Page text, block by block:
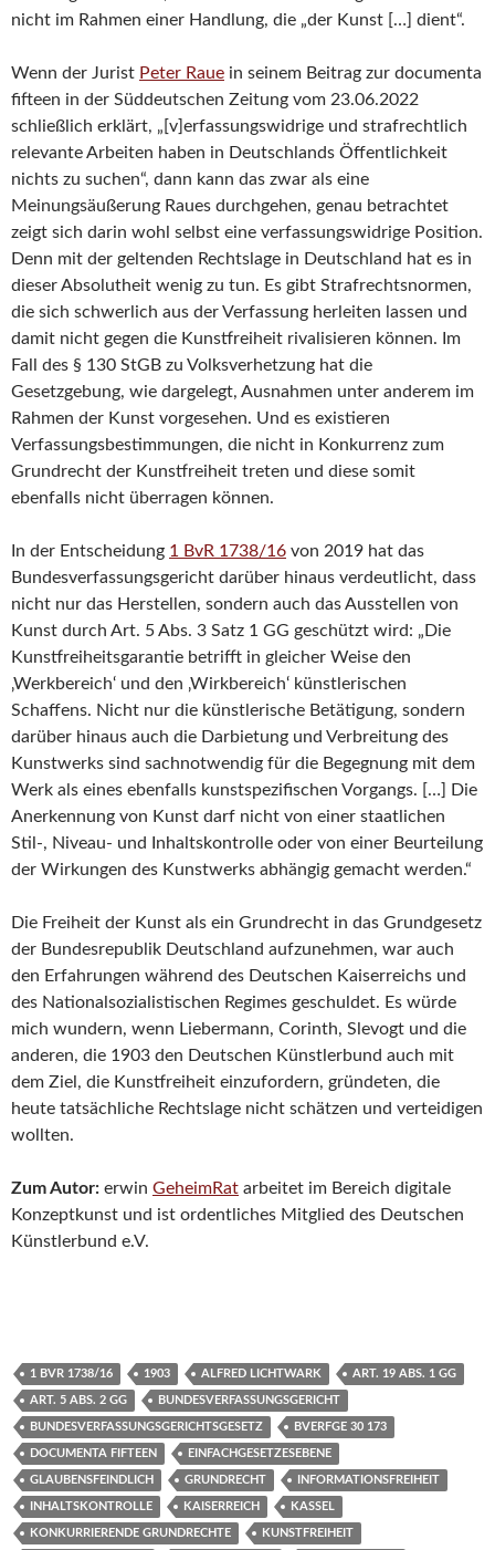
nicht im Rahmen einer Handlung, die „der Kunst […] dient“.
Wenn der Jurist Peter Raue in seinem Beitrag zur documenta
fifteen in der Süddeutschen Zeitung vom 23.06.2022
schließlich erklärt, „[v]erfassungswidrige und strafrechtlich
relevante Arbeiten haben in Deutschlands Öffentlichkeit
nichts zu suchen“, dann kann das zwar als eine
Meinungsäußerung Raues durchgehen, genau betrachtet
zeigt sich darin wohl selbst eine verfassungswidrige Position.
Denn mit der geltenden Rechtslage in Deutschland hat es in
dieser Absolutheit wenig zu tun. Es gibt Strafrechtsnormen,
die sich schwerlich aus der Verfassung herleiten lassen und
damit nicht gegen die Kunstfreiheit rivalisieren können. Im
Fall des § 130 StGB zu Volksverhetzung hat die
Gesetzgebung, wie dargelegt, Ausnahmen unter anderem im
Rahmen der Kunst vorgesehen. Und es existieren
Verfassungsbestimmungen, die nicht in Konkurrenz zum
Grundrecht der Kunstfreiheit treten und diese somit
ebenfalls nicht überragen können.
In der Entscheidung 1 BvR 1738/16 von 2019 hat das
Bundesverfassungsgericht darüber hinaus verdeutlicht, dass
nicht nur das Herstellen, sondern auch das Ausstellen von
Kunst durch Art. 5 Abs. 3 Satz 1 GG geschützt wird: „Die
Kunstfreiheitsgarantie betrifft in gleicher Weise den
‚Werkbereich‘ und den ‚Wirkbereich‘ künstlerischen
Schaffens. Nicht nur die künstlerische Betätigung, sondern
darüber hinaus auch die Darbietung und Verbreitung des
Kunstwerks sind sachnotwendig für die Begegnung mit dem
Werk als eines ebenfalls kunstspezifischen Vorgangs. […] Die
Anerkennung von Kunst darf nicht von einer staatlichen
Stil-, Niveau- und Inhaltskontrolle oder von einer Beurteilung
der Wirkungen des Kunstwerks abhängig gemacht werden.“
Die Freiheit der Kunst als ein Grundrecht in das Grundgesetz
der Bundesrepublik Deutschland aufzunehmen, war auch
den Erfahrungen während des Deutschen Kaiserreichs und
des Nationalsozialistischen Regimes geschuldet. Es würde
mich wundern, wenn Liebermann, Corinth, Slevogt und die
anderen, die 1903 den Deutschen Künstlerbund auch mit
dem Ziel, die Kunstfreiheit einzufordern, gründeten, die
heute tatsächliche Rechtslage nicht schätzen und verteidigen
wollten.
Zum Autor: erwin GeheimRat arbeitet im Bereich digitale
Konzeptkunst und ist ordentliches Mitglied des Deutschen
Künstlerbund e.V.
1 BVR 1738/16 1903 ALFRED LICHTWARK ART. 19 ABS. 1 GG
ART. 5 ABS. 2 GG BUNDESVERFASSUNGSGERICHT
BUNDESVERFASSUNGSGERICHTSGESETZ BVERFGE 30 173
DOCUMENTA FIFTEEN EINFACHGESETZESEBENE
GLAUBENSFEINDLICH GRUNDRECHT INFORMATIONSFREIHEIT
INHALTSKONTROLLE KAISERREICH KASSEL
KONKURRIERENDE GRUNDRECHTE KUNSTFREIHEIT